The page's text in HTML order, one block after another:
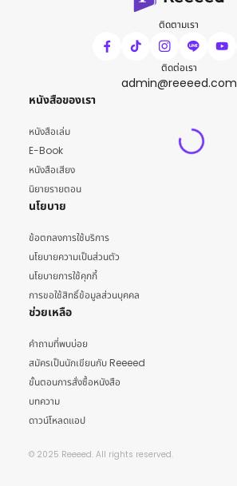
ติดตามเรา
ติดต่อเรา
admin@reeeed.com
หนังสือของเรา
หนังสือเล่ม
E-Book
หนังสือเสียง
นิยายรายตอน
นโยบาย
ข้อตกลงการใช้บริการ
นโยบายความเป็นส่วนตัว
นโยบายการใช้คุกกี้
การขอใช้สิทธิ์ข้อมูลส่วนบุคคล
ช่วยเหลือ
คำถามที่พบบ่อย
สมัครเป็นนักเขียนกับ Reeeed
ขั้นตอนการสั่งซื้อหนังสือ
บทความ
ดาวน์โหลดแอป
© 2025 Reeeed. All rights reserved.